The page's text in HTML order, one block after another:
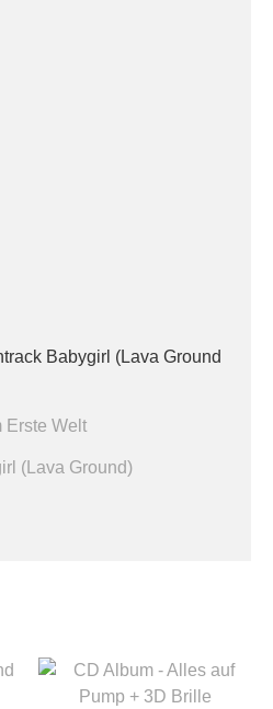
Babygirl (Lava Ground
Erste Welt
(Lava Ground)